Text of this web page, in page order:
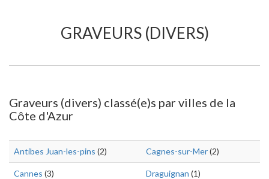
GRAVEURS (DIVERS)
Graveurs (divers) classé(e)s par villes de la
Côte d'Azur
Antibes Juan-les-pins (2) Cagnes-sur-Mer(2)
Cannes (3) Draguignan (1)